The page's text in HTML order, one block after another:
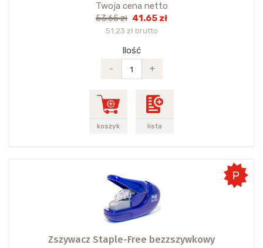
Twoja cena netto
53.65 zł 41.65 zł
51.23 zł brutto
Ilość
-
+
koszyk lista
Zszywacz Staple-Free bezzszywkowy